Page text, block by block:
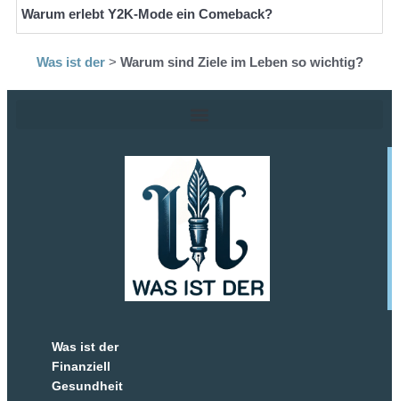
Warum erlebt Y2K-Mode ein Comeback?
Was ist der> Warum sind Ziele im Leben so wichtig?
Was ist der
Finanziell
Gesundheit